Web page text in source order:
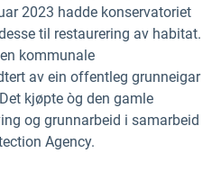
2023 hadde konservatoriet
til restaurering av habitat.
kommunale
av ein offentleg grunneigar
kjøpte òg den gamle
og grunnarbeid i samarbeid
Agency.